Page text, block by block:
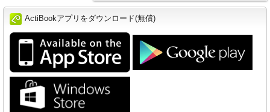
ActiBookアプリをダウンロード(無償)